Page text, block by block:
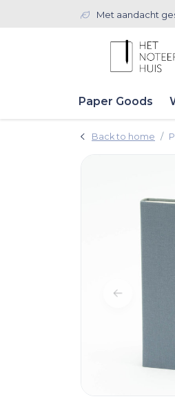
Met aandacht
Paper Goods
Back to home